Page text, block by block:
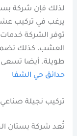
لذلك فإن شركة
يرغب في تركيب
توفر الشركة
العشب، كذلك تضمن
طويلة. أيضا تسعى
حدائق حي الشفا
تركيب نجيلة
تُعد شركة بستان